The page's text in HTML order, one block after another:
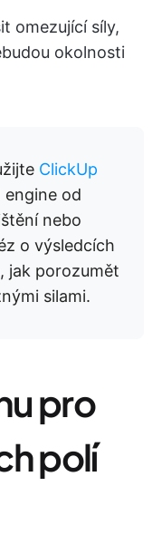
omezující síly,
okolnosti
ClickUp
engine od
nebo
o výsledcích
jak porozumět
silami.
pro
polí